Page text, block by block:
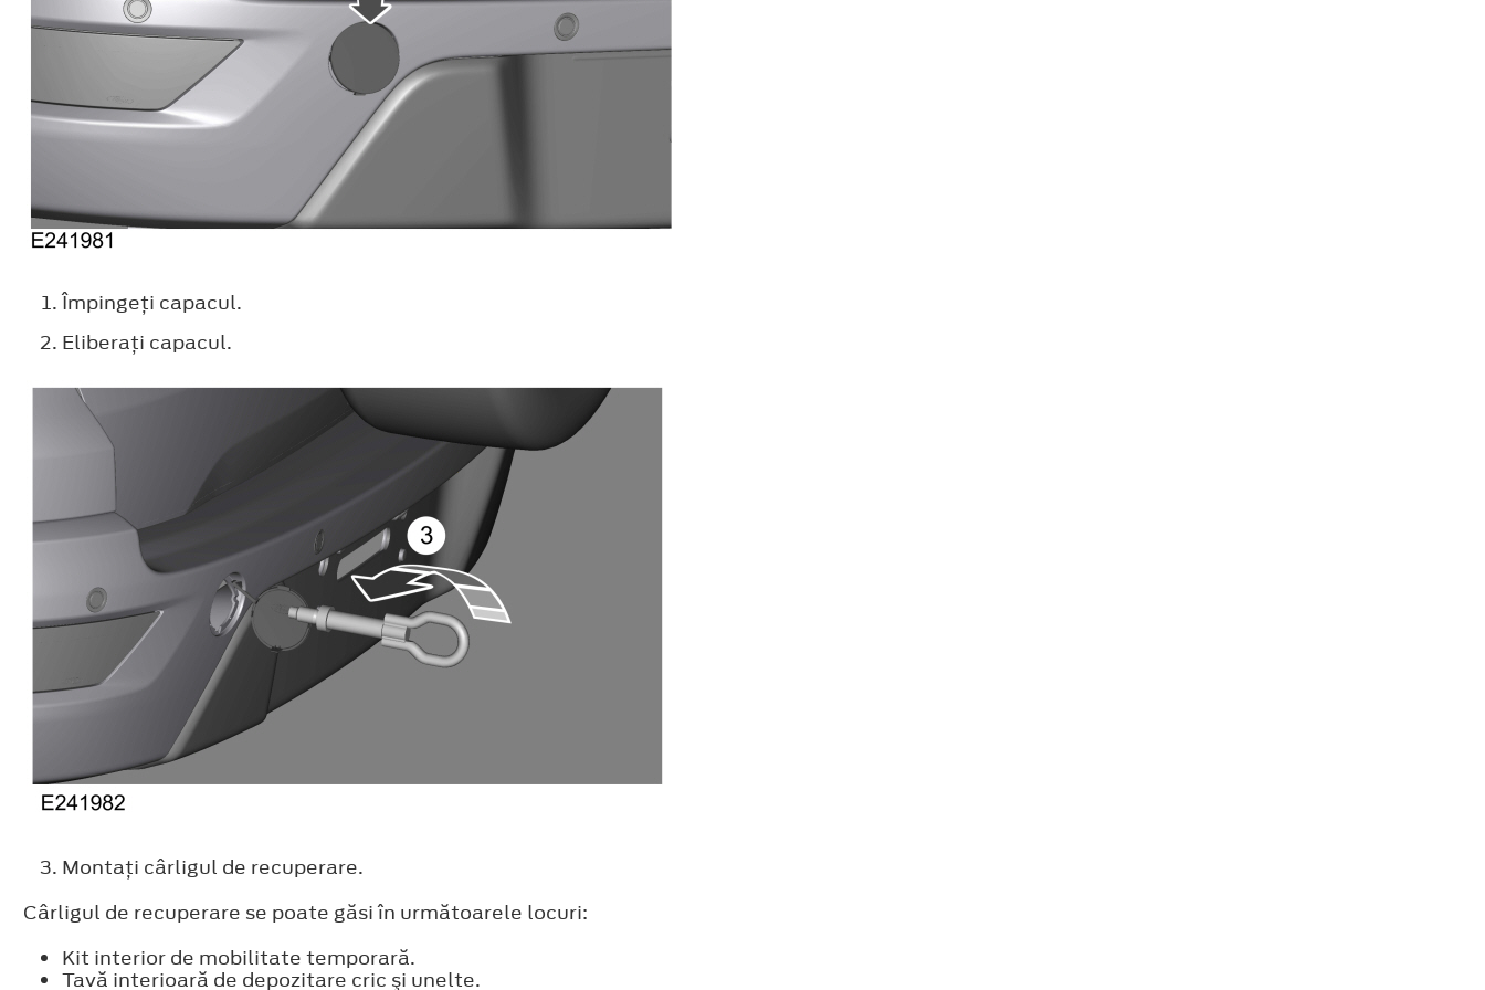
Împingeţi capacul.
Eliberaţi capacul.
Montaţi cârligul de recuperare.
Cârligul de recuperare se poate găsi în următoarele locuri:
Kit interior de mobilitate temporară.
Tavă interioară de depozitare cric şi unelte.